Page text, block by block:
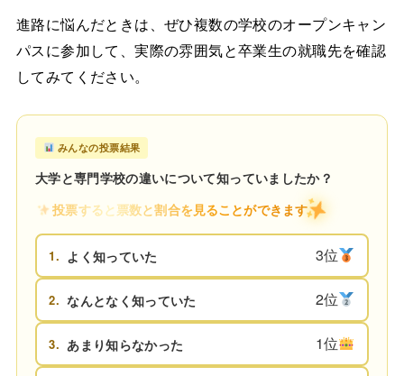
進路に悩んだときは、ぜひ複数の学校のオープンキャン
パスに参加して、実際の雰囲気と卒業生の就職先を確認
してみてください。
みんなの投票結果
大学と専門学校の違いについて知っていましたか？
投票すると票数と割合を見ることができます
1. よく知っていた 3位
2. なんとなく知っていた 2位
3. あまり知らなかった 1位